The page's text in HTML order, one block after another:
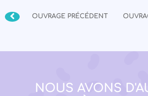
OUVRAGE PRÉCÉDENT
NOUS AVONS